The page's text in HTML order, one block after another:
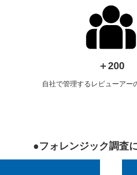
＋200
自社で管理するレビューアー
●フォレンジック調査